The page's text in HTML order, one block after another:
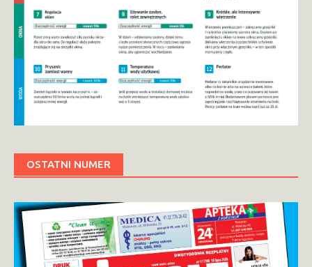
OSTATNI NUMER